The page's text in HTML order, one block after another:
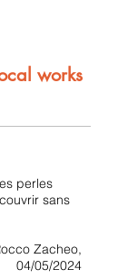
works
perles
sans
Zacheo,
04/05/2024